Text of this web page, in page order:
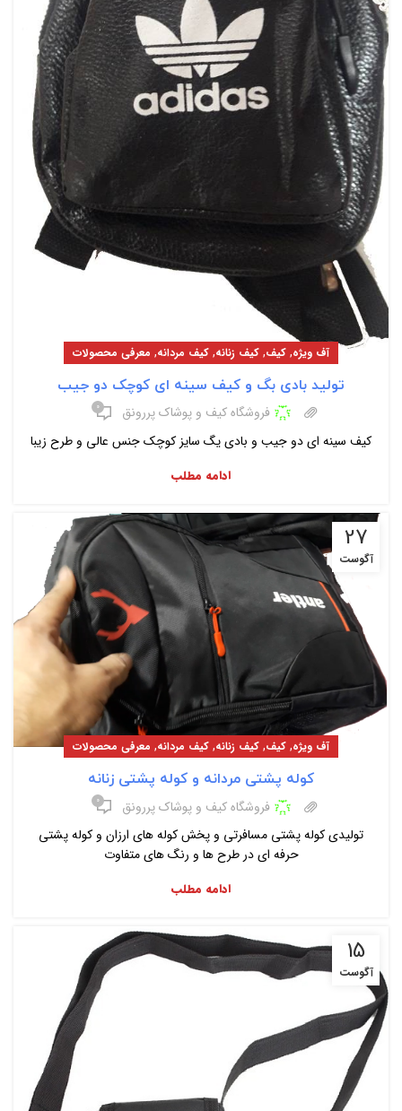
آف ویژه, کیف, کیف زنانه, کیف مردانه, معرفی محصولات
تولید بادی بگ و کیف سینه ای کوچک دو جیب
فروشگاه کیف و پوشاک پررونق ۰
کیف سینه ای دو جیب و بادی یگ سایز کوچک جنس عالی و طرح زیبا
ادامه مطلب
27
آگوست
آف ویژه, کیف, کیف زنانه, کیف مردانه, معرفی محصولات
کوله پشتی مردانه و کوله پشتی زنانه
فروشگاه کیف و پوشاک پررونق ۰
تولیدی کوله پشتی مسافرتی و پخش کوله های ارزان و کوله پشتی
حرفه ای در طرح ها و رنگ های متفاوت
ادامه مطلب
15
آگوست